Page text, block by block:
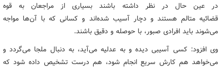
در عین حال در نظر داشته باشند بسیاری از مراجعان به قوه
قضائیه متالم هستند و دچار آسیب شده‌اند و کسانی که با آن‌ها مواجه
می‌شوند باید افرادی صبور، با حوصله و دقیق باشند.
وی افزود: کسی آسیبی دیده و به عدلیه می‌آید، به دنبال ملجا می‌گردد و
می‌خواهد هم کارش سریع انجام شود، هم درست تشخیص داده شود که